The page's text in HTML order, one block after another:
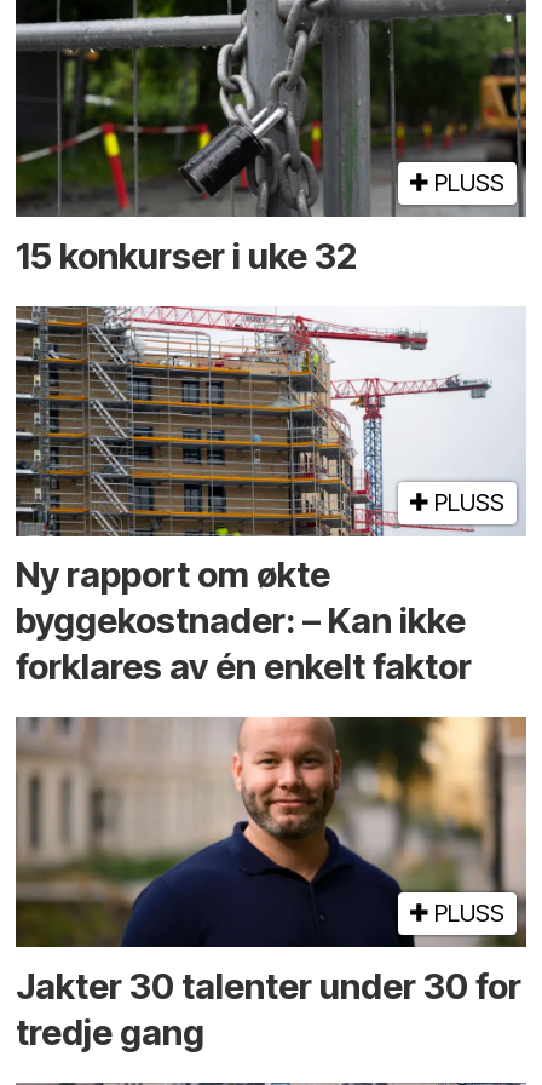
PLUSS
15 konkurser i uke 32
PLUSS
Ny rapport om økte
byggekostnader: – Kan ikke
forklares av én enkelt faktor
PLUSS
Jakter 30 talenter under 30 for
tredje gang